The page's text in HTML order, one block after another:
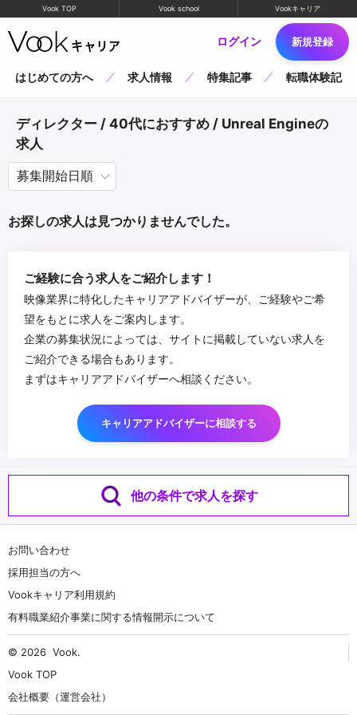
Vook TOP Vook school Vookキャリア
ログイン 新規登録
はじめての方へ 求人情報 特集記事 転職体験記
ディレクター / 40代におすすめ / Unreal Engineの
求人
お探しの求人は見つかりませんでした。
ご経験に合う求人をご紹介します！
映像業界に特化したキャリアアドバイザーが、ご経験やご希
望をもとに求人をご案内します。
企業の募集状況によっては、サイトに掲載していない求人を
ご紹介できる場合もあります。
まずはキャリアアドバイザーへ相談ください。
キャリアアドバイザーに相談する
他の条件で求人を探す
お問い合わせ
採用担当の方へ
Vookキャリア利用規約
有料職業紹介事業に関する情報開示について
© 2026 Vook.
Vook TOP
会社概要（運営会社）